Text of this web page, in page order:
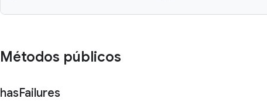
Métodos públicos
hasFailures